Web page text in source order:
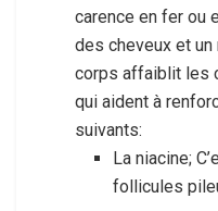
carence en fer ou
des cheveux et
corps affaiblit les
qui aident à
suivants:
La niacine;
follicules